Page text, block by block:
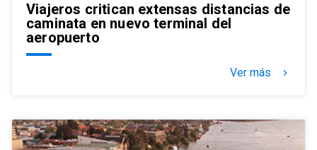
Viajeros critican extensas distancias de
caminata en nuevo terminal del
aeropuerto
Ver más keyboard_arrow_right